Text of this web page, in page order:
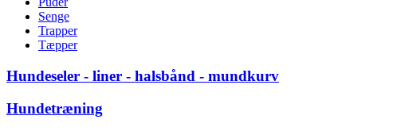
Senge
Trapper
Tæpper
Hundeseler - liner - halsbånd - mundkurv
Hundetræning